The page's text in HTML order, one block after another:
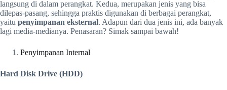
langsung di dalam perangkat. Kedua, merupakan jenis yang bisa
dilepas-pasang, sehingga praktis digunakan di berbagai perangkat,
yaitu penyimpanan eksternal. Adapun dari dua jenis ini, ada banyak
lagi media-medianya. Penasaran? Simak sampai bawah!
Penyimpanan Internal
Hard Disk Drive (HDD)